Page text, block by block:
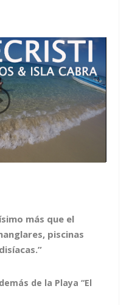
más que el
piscinas
de la Playa “El